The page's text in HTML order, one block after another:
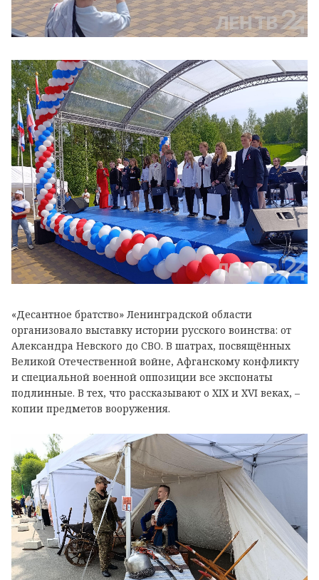
«Десантное братство» Ленинградской области
организовало выставку истории русского воинства: от
Александра Невского до СВО. В шатрах, посвящённых
Великой Отечественной войне, Афганскому конфликту
и специальной военной оппозиции все экспонаты
подлинные. В тех, что рассказывают о XIX и XVI веках, –
копии предметов вооружения.